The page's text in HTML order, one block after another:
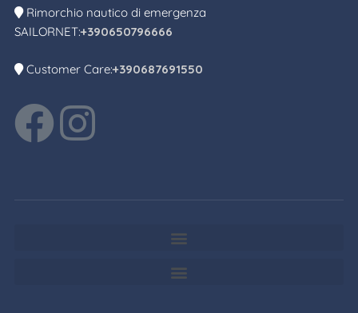
Rimorchio nautico di emergenza
SAILORNET:+390650796666
Customer Care:+390687691550